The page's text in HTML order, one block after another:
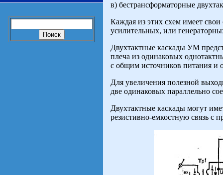
в) бестрансформаторные
Каждая из этих схем имеет
усилительных, или
Двухтактные каскады УМ
плеча из одинаковых
с общим источников питания
Для увеличения полезной
две одинаковых параллельно
Двухтактные каскады могут
резистивно-емкостную связь с